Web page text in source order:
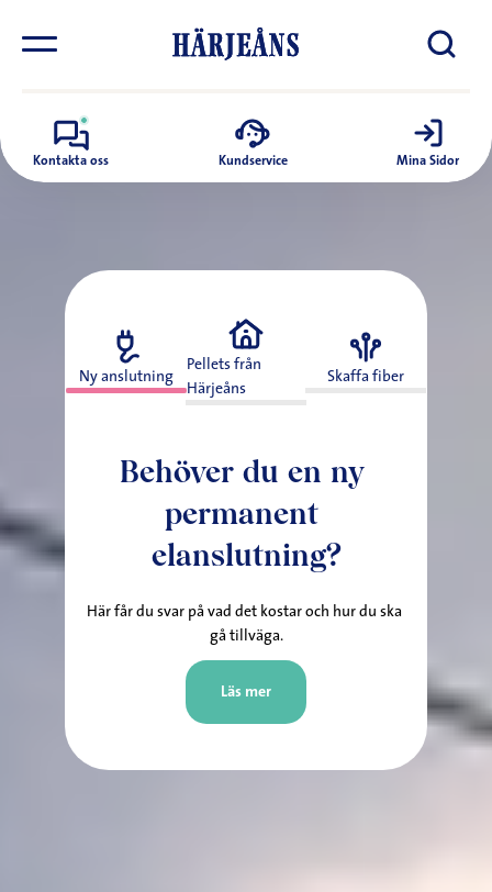
Kontakta oss Kundservice Mina Sidor
Ny anslutning Pellets från
Härjeåns
Skaffa fiber
Behöver du en ny
permanent
elanslutning?
Här får du svar på vad det kostar och hur du ska
gå tillväga.
Läs mer